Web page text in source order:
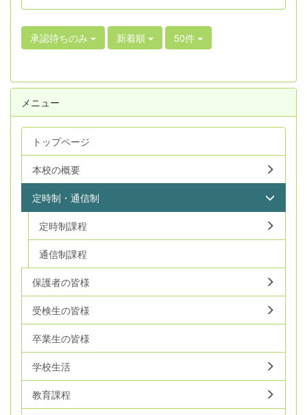
承認待ちのみ 新着順 50件
メニュー
トップページ
本校の概要
定時制・通信制
定時制課程
通信制課程
保護者の皆様
受検生の皆様
卒業生の皆様
学校生活
教育課程